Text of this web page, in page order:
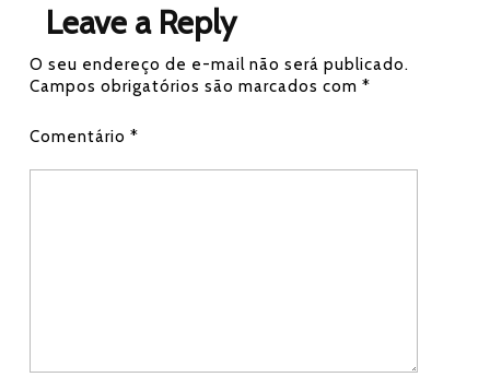
b
o
k
t
e
r
a
s
A
Leave a Reply
O seu endereço de e-mail não será publicado.
Campos obrigatórios são marcados com *
Comentário *